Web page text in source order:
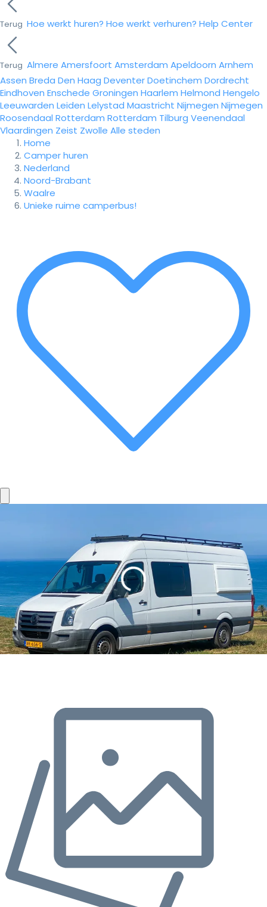
Terug Hoe werkt huren? Hoe werkt verhuren? Help Center
Terug Almere Amersfoort Amsterdam Apeldoorn Arnhem
Assen Breda Den Haag DeventerDoetinchem Dordrecht
Eindhoven Enschede Groningen Haarlem Helmond Hengelo
Leeuwarden Leiden Lelystad Maastricht Nijmegen Nijmegen
Roosendaal Rotterdam Rotterdam Tilburg Veenendaal
Vlaardingen Zeist Zwolle Alle steden
Home
Camper huren
Nederland
Noord-Brabant
Waalre
Unieke ruime camperbus!